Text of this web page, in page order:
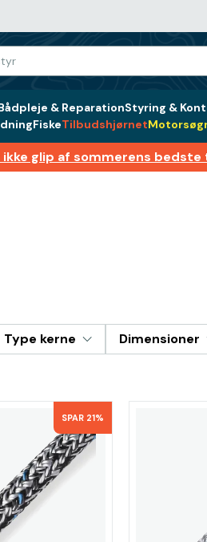
& ReparationStyring &
FiskeTilbudshjørnet
ikke glip af sommerens
Type kerne Dimensioner
SPAR 21%